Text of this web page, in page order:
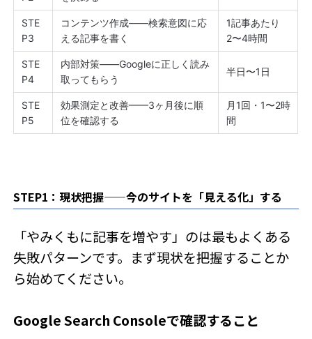
STE
P3
コンテンツ作成——検索意図に応
える記事を書く
1記事あたり
2〜4時間
STE
P4
内部対策——Googleに正しく読み
取ってもらう
半日〜1日
STE
P5
効果測定と改善——3ヶ月後に順
位を確認する
月1回・1〜2時
間
STEP1：現状把握——今のサイトを「見える化」する
「やみくもに記事を増やす」のは最もよくある
失敗パターンです。まず現状を把握することか
ら始めてください。
Google Search Consoleで確認すること